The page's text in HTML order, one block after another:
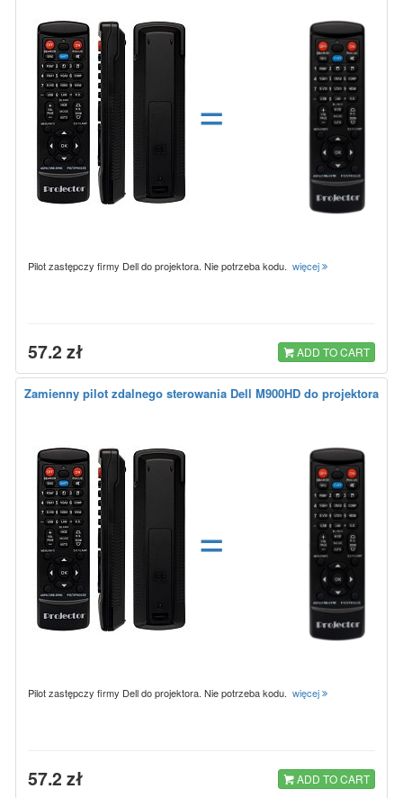
=
Pilot zastępczy firmy Dell do projektora. Nie potrzeba kodu. więcej
57.2 zł ADD TO CART
Zamienny pilot zdalnego sterowania Dell M900HD do projektora
=
Pilot zastępczy firmy Dell do projektora. Nie potrzeba kodu. więcej
57.2 zł ADD TO CART